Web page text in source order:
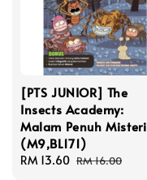
[PTS JUNIOR] The
Insects Academy:
Malam Penuh Misteri
(M9,BL171)
Sale
RM 13.60 Regular
RM 16.00